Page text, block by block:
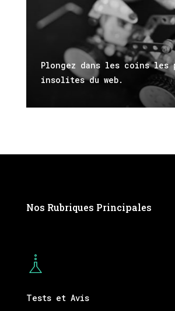
Plongez dans les coins les
insolites du web.
Nos Rubriques Principales
Tests et Avis